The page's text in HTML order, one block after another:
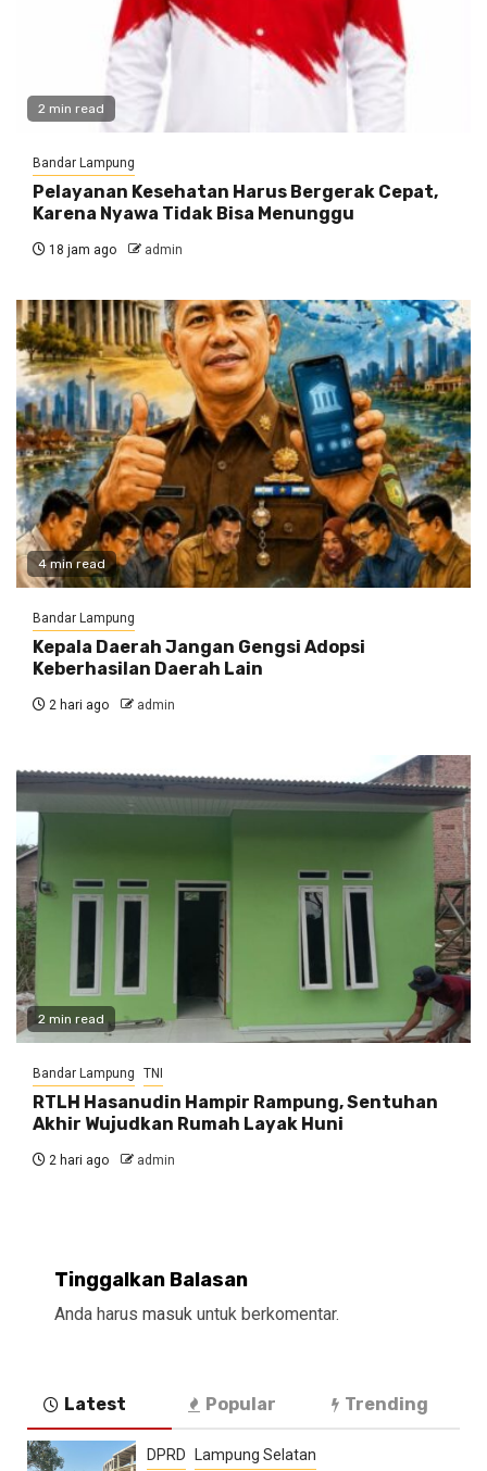
2 min read
Bandar Lampung
Pelayanan Kesehatan Harus Bergerak Cepat,
Karena Nyawa Tidak Bisa Menunggu
18 jam ago admin
4 min read
Bandar Lampung
Kepala Daerah Jangan Gengsi Adopsi
Keberhasilan Daerah Lain
2 hari ago admin
2 min read
Bandar Lampung TNI
RTLH Hasanudin Hampir Rampung, Sentuhan
Akhir Wujudkan Rumah Layak Huni
2 hari ago admin
Tinggalkan Balasan
Anda harus masuk untuk berkomentar.
Latest Popular Trending
DPRD Lampung Selatan